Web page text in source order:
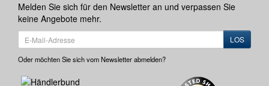
Melden Sie sich für den Newsletter an und verpassen Sie
keine Angebote mehr.
LOS
Oder möchten Sie sich vom Newsletter abmelden?